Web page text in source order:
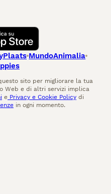
MundoAnimalia
sito per migliorare la tua
Web e di altri servizi implica
e Privacy e Cookie Policy di
in ogni momento.